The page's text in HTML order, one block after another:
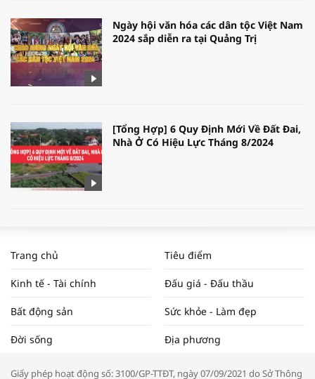
Ngày hội văn hóa các dân tộc Việt Nam
2024 sắp diễn ra tại Quảng Trị
[Tổng Hợp] 6 Quy Định Mới Về Đất Đai,
Nhà Ở Có Hiệu Lực Tháng 8/2024
NAM NĂM 2024 VÀ NĂM 2025 | NHỊP
ĐẬP THỊ TRƯỜNG #62
Tọa đàm “Xúc tiến thương mại: Khơi
Trang chủ Tiêu điểm
Kinh tế - Tài chính Đấu giá - Đấu thầu
Bất động sản Sức khỏe - Làm đẹp
Đời sống Địa phương
Giấy phép hoạt động số: 3100/GP-TTĐT, ngày 07/09/2021 do Sở Thông